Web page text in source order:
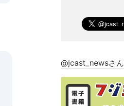
@jcast_newsさ